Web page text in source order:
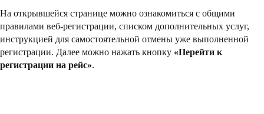
На открывшейся странице можно ознакомиться с общими
правилами веб-регистрации, списком дополнительных услуг,
инструкцией для самостоятельной отмены уже выполненной
регистрации. Далее можно нажать кнопку «Перейти к
регистрации на рейс».